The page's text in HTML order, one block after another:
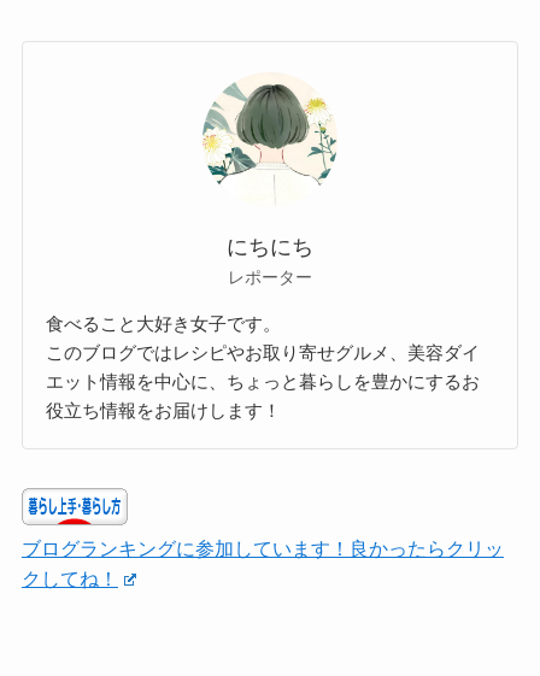
にちにち
レポーター
食べること大好き女子です。
このブログではレシピやお取り寄せグルメ、美容ダイ
エット情報を中心に、ちょっと暮らしを豊かにするお
役立ち情報をお届けします！
ブログランキングに参加しています！良かったらクリッ
クしてね！